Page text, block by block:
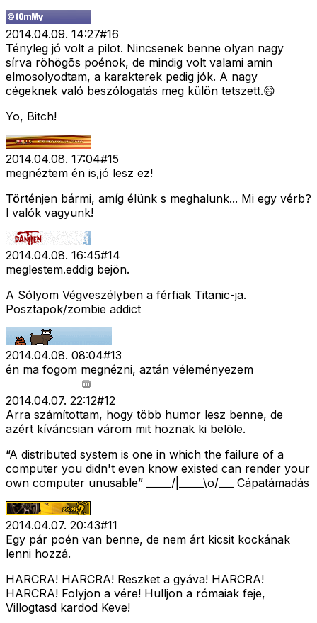
2014.04.09. 14:27#16
Tényleg jó volt a pilot. Nincsenek benne olyan nagy
sírva röhögõs poénok, de mindig volt valami amin
elmosolyodtam, a karakterek pedig jók. A nagy
cégeknek való beszólogatás meg külön tetszett.😄
Yo, Bitch!
2014.04.08. 17:04#15
megnéztem én is,jó lesz ez!
Történjen bármi, amíg élünk s meghalunk... Mi egy vérb?
l valók vagyunk!
2014.04.08. 16:45#14
meglestem.eddig bejön.
A Sólyom Végveszélyben a férfiak Titanic-ja.
Posztapok/zombie addict
2014.04.08. 08:04#13
én ma fogom megnézni, aztán véleményezem
2014.04.07. 22:12#12
Arra számítottam, hogy több humor lesz benne, de
azért kíváncsian várom mit hoznak ki belõle.
“A distributed system is one in which the failure of a
computer you didn't even know existed can render your
own computer unusable” _____/|_____\o/___ Cápatámadás
2014.04.07. 20:43#11
Egy pár poén van benne, de nem árt kicsit kockának
lenni hozzá.
HARCRA! HARCRA! Reszket a gyáva! HARCRA!
HARCRA! Folyjon a vére! Hulljon a rómaiak feje,
Villogtasd kardod Keve!